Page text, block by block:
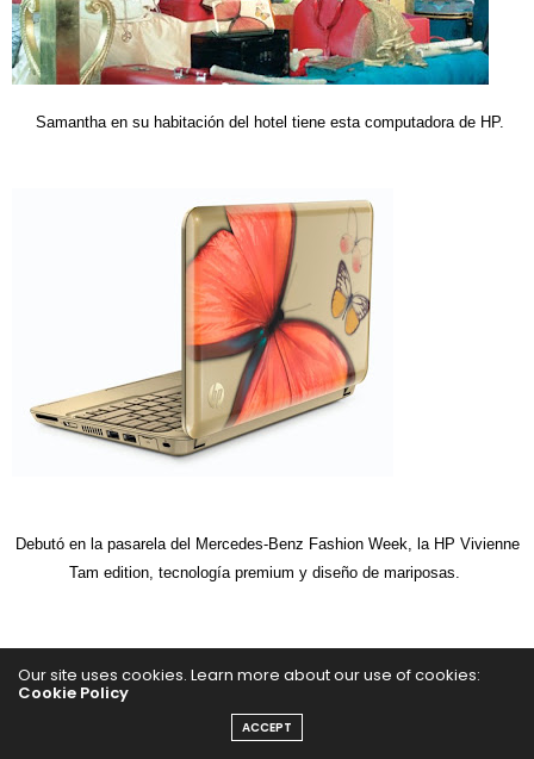
Samantha en su habitación del hotel tiene esta computadora de HP.
Debutó en la pasarela del Mercedes-Benz Fashion Week, la HP Vivienne
Tam edition, tecnología premium y diseño de mariposas.
City 2.
Our site uses cookies. Learn more about our use of cookies:
Cookie Policy
ACCEPT